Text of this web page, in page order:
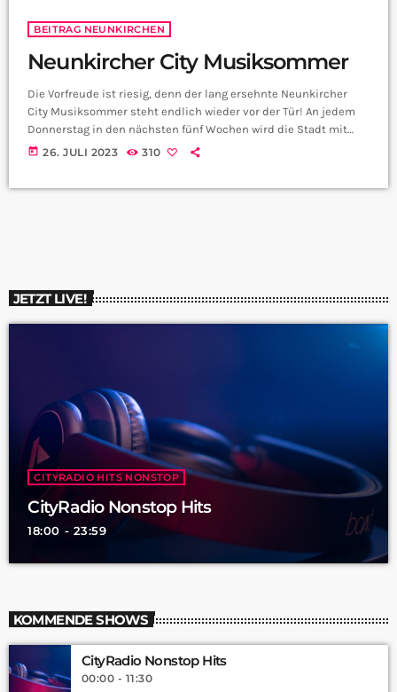
BEITRAG NEUNKIRCHEN
Neunkircher City Musiksommer
Die Vorfreude ist riesig, denn der lang ersehnte Neunkircher
City Musiksommer steht endlich wieder vor der Tür! An jedem
Donnerstag in den nächsten fünf Wochen wird die Stadt mit
Musik erfüllt sein, wenn tolle Klänge aus allen Ecken von
today 26. JULI 2023 310
JETZT LIVE!
CITYRADIO HITS NONSTOP
CityRadio Nonstop Hits
18:00 - 23:59
KOMMENDE SHOWS
CityRadio Nonstop Hits
00:00 - 11:30